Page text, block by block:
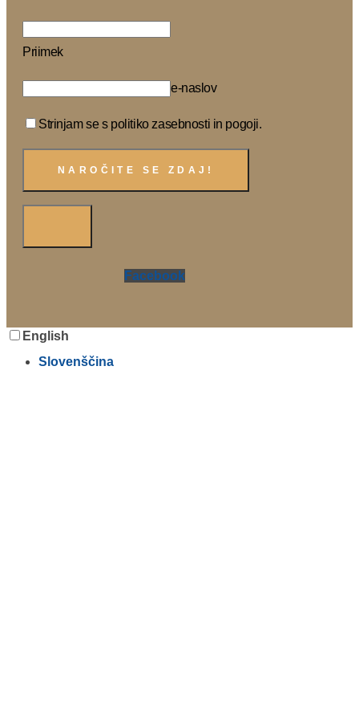
Priimek
e-naslov
Strinjam se s politiko zasebnosti in pogoji.
Facebook
English
Slovenščina